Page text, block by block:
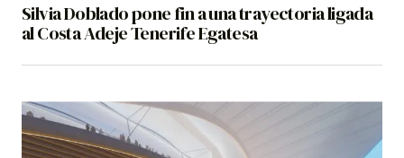
Silvia Doblado pone fin a una trayectoria ligada
al Costa Adeje Tenerife Egatesa